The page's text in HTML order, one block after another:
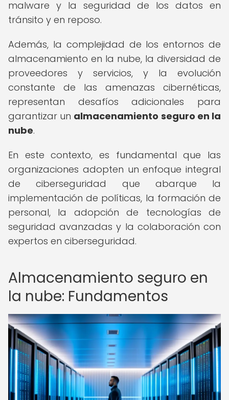
malware y la seguridad de los datos en
tránsito y en reposo.
Además, la complejidad de los entornos de
almacenamiento en la nube, la diversidad de
proveedores y servicios, y la evolución
constante de las amenazas cibernéticas,
representan desafíos adicionales para
garantizar un almacenamiento seguro en la
nube.
En este contexto, es fundamental que las
organizaciones adopten un enfoque integral
de ciberseguridad que abarque la
implementación de políticas, la formación de
personal, la adopción de tecnologías de
seguridad avanzadas y la colaboración con
expertos en ciberseguridad.
Almacenamiento seguro en
la nube: Fundamentos